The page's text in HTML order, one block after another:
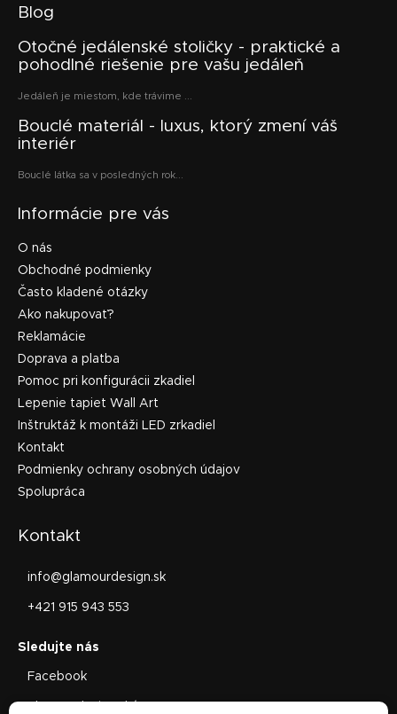
Blog
Otočné jedálenské stoličky - praktické a
pohodlné riešenie pre vašu jedáleň
Jedáleň je miestom, kde trávime ...
Bouclé materiál - luxus, ktorý zmení váš
interiér
Bouclé látka sa v posledných rok...
Informácie pre vás
O nás
Obchodné podmienky
Často kladené otázky
Ako nakupovať?
Reklamácie
Doprava a platba
Pomoc pri konfigurácii zkadiel
Lepenie tapiet Wall Art
Inštruktáž k montáži LED zrkadiel
Kontakt
Podmienky ochrany osobných údajov
Spolupráca
Kontakt
info@glamourdesign.sk
+421 915 943 553
Facebook